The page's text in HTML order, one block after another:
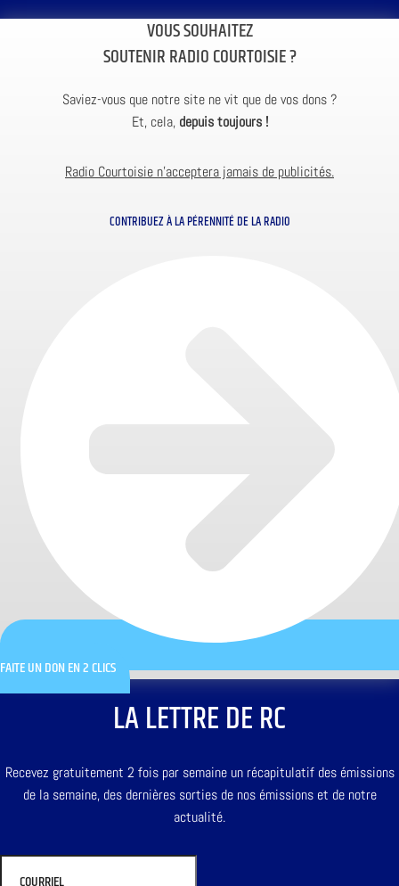
VOUS SOUHAITEZ
SOUTENIR RADIO COURTOISIE ?
Saviez-vous que notre site ne vit que de vos dons ?
Et, cela, depuis toujours !
Radio Courtoisie n’acceptera jamais de publicités.
CONTRIBUEZ À LA PÉRENNITÉ DE LA RADIO
FAITE UN DON EN 2 CLICS
LA LETTRE DE RC
Recevez gratuitement 2 fois par semaine un récapitulatif des émissions
de la semaine, des dernières sorties de nos émissions et de notre
actualité.